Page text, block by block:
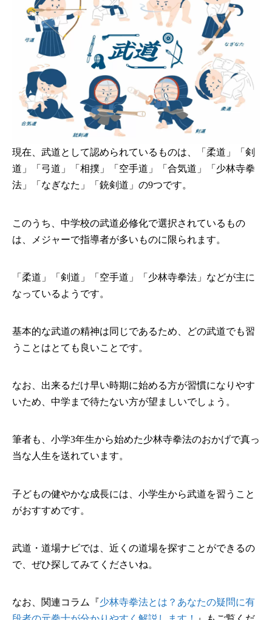
現在、武道として認められているものは、「柔道」「剣
道」「弓道」「相撲」「空手道」「合気道」「少林寺拳
法」「なぎなた」「銃剣道」の9つです。
このうち、中学校の武道必修化で選択されているもの
は、メジャーで指導者が多いものに限られます。
「柔道」「剣道」「空手道」「少林寺拳法」などが主に
なっているようです。
基本的な武道の精神は同じであるため、どの武道でも習
うことはとても良いことです。
なお、出来るだけ早い時期に始める方が習慣になりやす
いため、中学まで待たない方が望ましいでしょう。
筆者も、小学3年生から始めた少林寺拳法のおかげで真っ
当な人生を送れています。
子どもの健やかな成長には、小学生から武道を習うこと
がおすすめです。
武道・道場ナビでは、近くの道場を探すことができるの
で、ぜひ探してみてくださいね。
なお、関連コラム『少林寺拳法とは？あなたの疑問に有